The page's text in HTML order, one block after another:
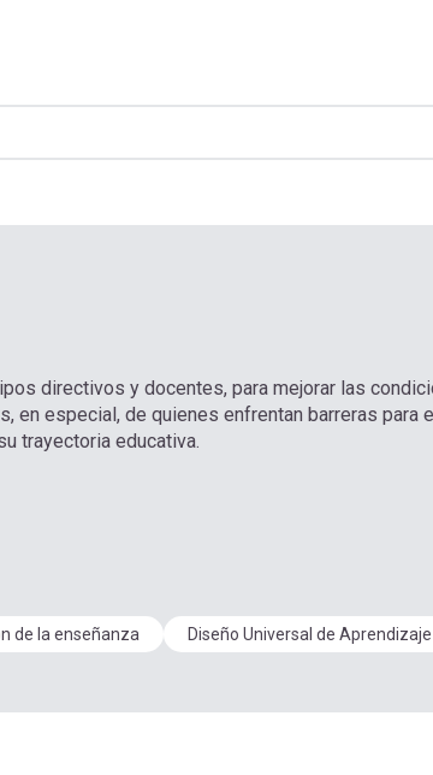
directivos y docentes, para mejorar las
en especial, de quienes enfrentan barreras para
trayectoria educativa.
de la enseñanza
Diseño Universal de Aprendizaje